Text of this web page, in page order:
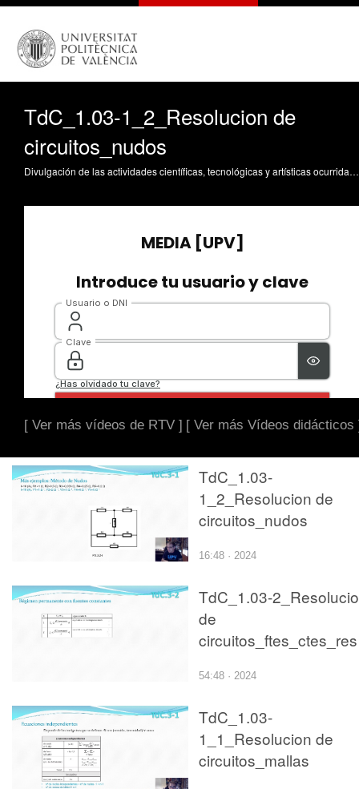
TdC_1.03-1_2_Resolucion de
circuitos_nudos
Divulgación de las actividades científicas, tecnológicas y artísticas ocurridas en los tres campus de la UPV
[ Ver más vídeos de RTV ] [ Ver más Vídeos didácticos
TdC_1.03-
1_2_Resolucion de
circuitos_nudos
16:48 · 2024
TdC_1.03-
de
circuitos_ftes_ctes_res
54:48 · 2024
TdC_1.03-
1_1_Resolucion de
circuitos_mallas